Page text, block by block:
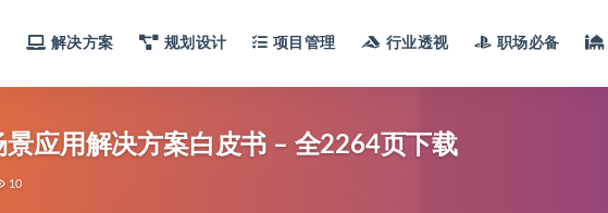
解决方案 规划设计 项目管理 行业透视 职场必备
应用解决方案白皮书 – 全2264页下载
10